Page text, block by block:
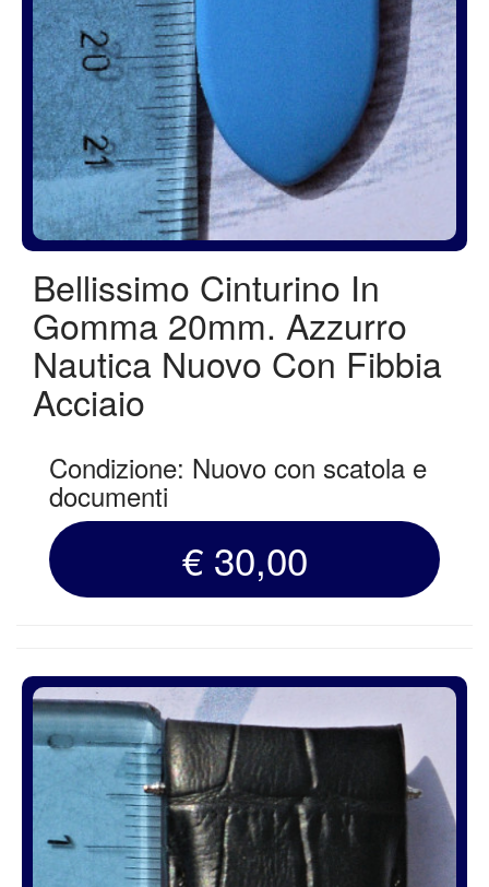
Bellissimo Cinturino In
Gomma 20mm. Azzurro
Nautica Nuovo Con Fibbia
Acciaio
Condizione: Nuovo con scatola e
documenti
€ 30,00